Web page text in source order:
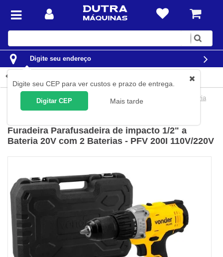
Digite
Digite seu endereço
Digite seu CEP para ver custos e prazo de entrega.
Digitar CEP Mais tarde
Ferramentas Ferramentas a Bateria Parafusadeiras a Bateria
Furadeira Parafusadeira de impacto 1/2" a
Bateria 20V com 2 Baterias - PFV 200I 110V/220V